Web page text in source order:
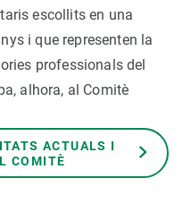
escollits en una
i que representen la
professionals del
alhora, al Comitè
ACTUALS I
COMITÈ